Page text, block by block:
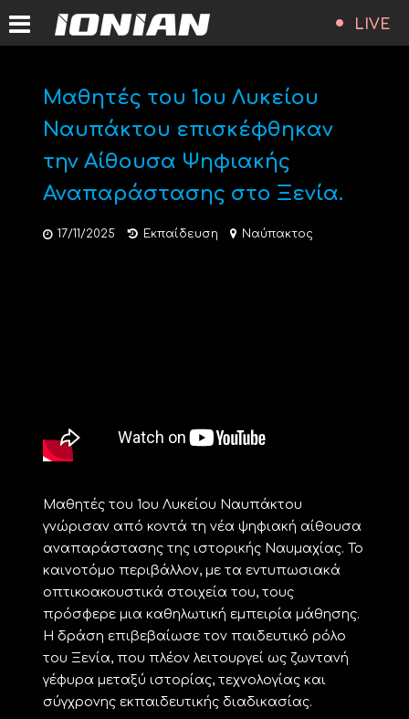
LIVE
Μαθητές του 1ου Λυκείου
Ναυπάκτου επισκέφθηκαν
την Αίθουσα Ψηφιακής
Αναπαράστασης στο Ξενία.
17/11/2025 Εκπαίδευση Ναύπακτος
Μαθητές του 1ου Λυκείου Ναυπάκτου
γνώρισαν από κοντά τη νέα ψηφιακή αίθουσα
αναπαράστασης της ιστορικής Ναυμαχίας. Το
καινοτόμο περιβάλλον, με τα εντυπωσιακά
οπτικοακουστικά στοιχεία του, τους
πρόσφερε μια καθηλωτική εμπειρία μάθησης.
Η δράση επιβεβαίωσε τον παιδευτικό ρόλο
του Ξενία, που πλέον λειτουργεί ως ζωντανή
γέφυρα μεταξύ ιστορίας, τεχνολογίας και
σύγχρονης εκπαιδευτικής διαδικασίας.